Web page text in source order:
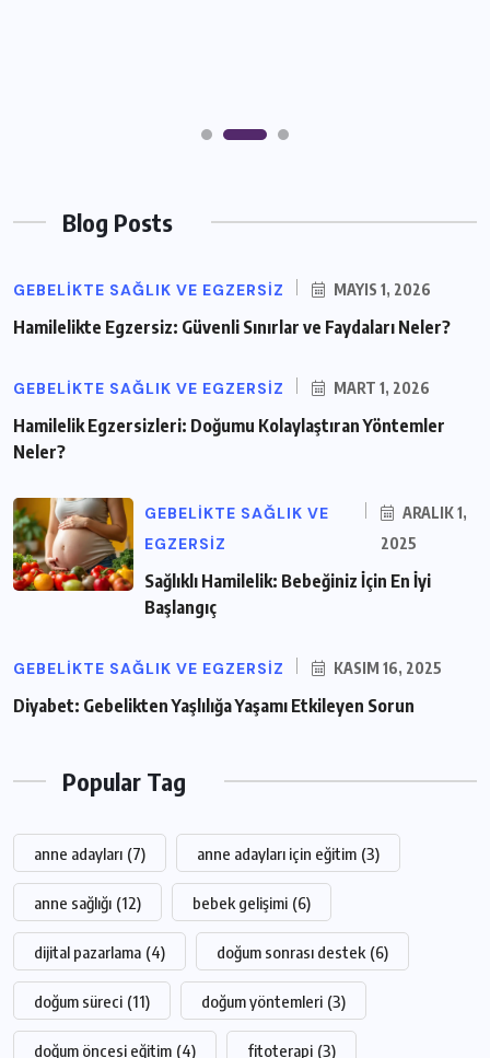
Blog Posts
GEBELIKTE SAĞLIK VE EGZERSIZ MAYIS 1, 2026
Hamilelikte Egzersiz: Güvenli Sınırlar ve Faydaları Neler?
GEBELIKTE SAĞLIK VE EGZERSIZ MART 1, 2026
Hamilelik Egzersizleri: Doğumu Kolaylaştıran Yöntemler
Neler?
GEBELIKTE SAĞLIK VE
EGZERSIZ
ARALIK 1,
2025
Sağlıklı Hamilelik: Bebeğiniz İçin En İyi
Başlangıç
GEBELIKTE SAĞLIK VE EGZERSIZ KASIM 16, 2025
Diyabet: Gebelikten Yaşlılığa Yaşamı Etkileyen Sorun
Popular Tag
anne adayları (7) anne adayları için eğitim (3)
anne sağlığı (12) bebek gelişimi (6)
dijital pazarlama (4) doğum sonrası destek (6)
doğum süreci (11) doğum yöntemleri (3)
doğum öncesi eğitim (4) fitoterapi (3)